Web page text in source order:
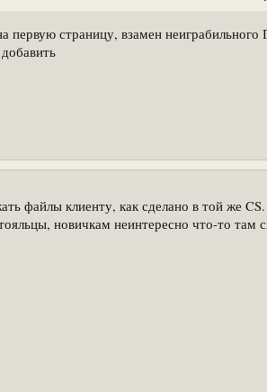
первую страницу, взамен
файлы клиенту, как сделано в той же
новичкам неинтересно что-то там